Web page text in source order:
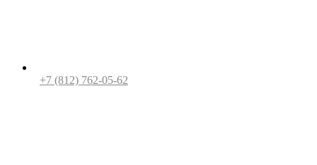
+7 (812) 762-05-62